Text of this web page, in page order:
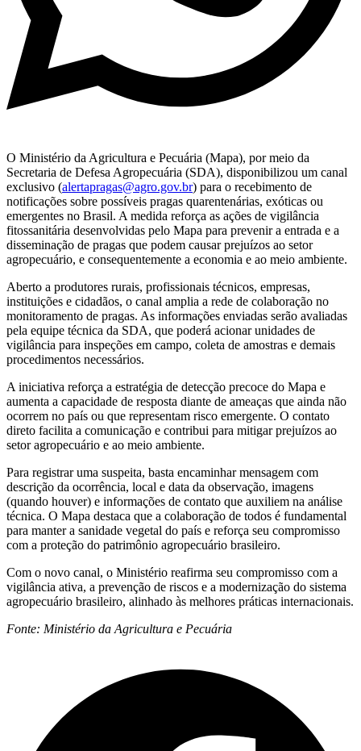
O Ministério da Agricultura e Pecuária (Mapa), por meio da
Secretaria de Defesa Agropecuária (SDA), disponibilizou um canal
exclusivo (alertapragas@agro.gov.br) para o recebimento de
notificações sobre possíveis pragas quarentenárias, exóticas ou
emergentes no Brasil. A medida reforça as ações de vigilância
fitossanitária desenvolvidas pelo Mapa para prevenir a entrada e a
disseminação de pragas que podem causar prejuízos ao setor
agropecuário, e consequentemente a economia e ao meio ambiente.
Aberto a produtores rurais, profissionais técnicos, empresas,
instituições e cidadãos, o canal amplia a rede de colaboração no
monitoramento de pragas. As informações enviadas serão avaliadas
pela equipe técnica da SDA, que poderá acionar unidades de
vigilância para inspeções em campo, coleta de amostras e demais
procedimentos necessários.
A iniciativa reforça a estratégia de detecção precoce do Mapa e
aumenta a capacidade de resposta diante de ameaças que ainda não
ocorrem no país ou que representam risco emergente. O contato
direto facilita a comunicação e contribui para mitigar prejuízos ao
setor agropecuário e ao meio ambiente.
Para registrar uma suspeita, basta encaminhar mensagem com
descrição da ocorrência, local e data da observação, imagens
(quando houver) e informações de contato que auxiliem na análise
técnica. O Mapa destaca que a colaboração de todos é fundamental
para manter a sanidade vegetal do país e reforça seu compromisso
com a proteção do patrimônio agropecuário brasileiro.
Com o novo canal, o Ministério reafirma seu compromisso com a
vigilância ativa, a prevenção de riscos e a modernização do sistema
agropecuário brasileiro, alinhado às melhores práticas internacionais.
Fonte: Ministério da Agricultura e Pecuária